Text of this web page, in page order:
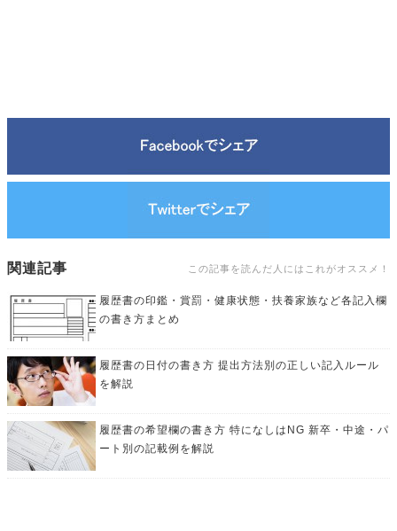
関連記事 この記事を読んだ人にはこれがオススメ！
履歴書の印鑑・賞罰・健康状態・扶養家族など各記入欄
の書き方まとめ
履歴書の日付の書き方 提出方法別の正しい記入ルール
を解説
履歴書の希望欄の書き方 特になしはNG 新卒・中途・パ
ート別の記載例を解説